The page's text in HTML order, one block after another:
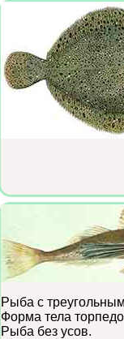
Рыба с
Форма тела
Рыба без усов.